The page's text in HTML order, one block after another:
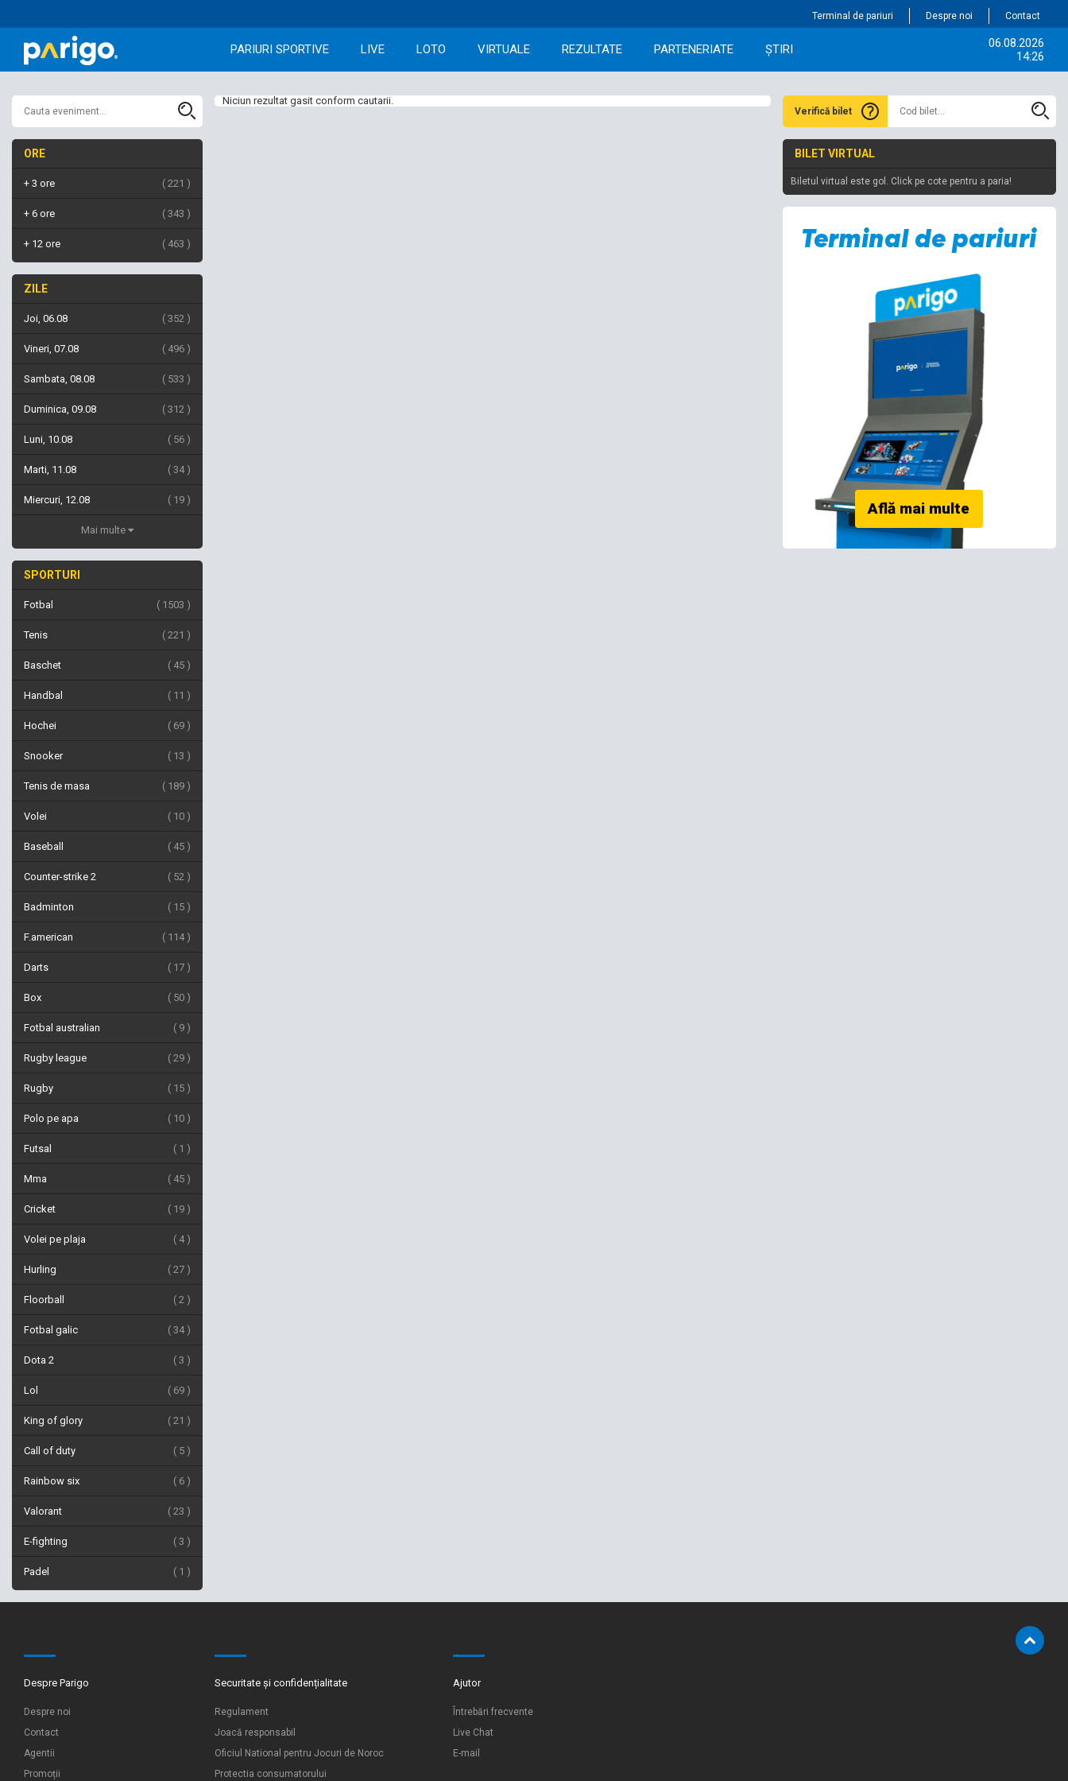
Terminal de pariuri Despre noi Contact
PARIURI SPORTIVE LIVE LOTO VIRTUALE REZULTATE PARTENERIATE ȘTIRI
06.08.2026
14:26
ORE
+ 3 ore 221
+ 6 ore 343
+ 12 ore 463
ZILE
Joi, 06.08 352
Vineri, 07.08 496
Sambata, 08.08 533
Duminica, 09.08 312
Luni, 10.08 56
Marti, 11.08 34
Miercuri, 12.08 19
Mai multe
SPORTURI
Fotbal 1503
Tenis 221
Baschet 45
Handbal 11
Hochei 69
Snooker 13
Tenis de masa 189
Volei 10
Baseball 45
Counter-strike 2 52
Badminton 15
F.american 114
Darts 17
Box 50
Fotbal australian 9
Rugby league 29
Rugby 15
Polo pe apa 10
Futsal 1
Mma 45
Cricket 19
Volei pe plaja 4
Hurling 27
Floorball 2
Fotbal galic 34
Dota 2 3
Lol 69
King of glory 21
Call of duty 5
Rainbow six 6
Valorant 23
E-fighting 3
Padel 1
Niciun rezultat gasit conform cautarii.
Verifică bilet
BILET VIRTUAL
Biletul virtual este gol. Click pe cote pentru a paria!
Despre Parigo
Despre noi
Contact
Agentii
Promoții
Securitate și confidențialitate
Regulament
Joacă responsabil
Oficiul National pentru Jocuri de Noroc
Protectia consumatorului
Ajutor
Întrebări frecvente
Live Chat
E-mail